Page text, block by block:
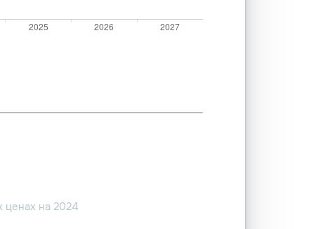
ценах на 2024